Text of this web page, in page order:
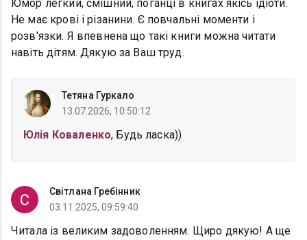
Юмор легкий, смішний, поганці в книгах якісь ідіоти.
Не має крові і різанини. Є повчальні моменти і
розв'язки. Я впевнена що такі книги можна читати
навіть дітям. Дякую за Ваш труд.
Тетяна Гуркало
13.07.2026, 10:50:12
Юлія Коваленко, Будь ласка))
Світлана Гребінник
03.11.2025, 09:59:40
Читала із великим задоволенням. Щиро дякую! А ще